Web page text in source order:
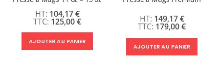
125,00 €
104,17 €
AJOUTER AU PANIER
179,00 €
149,17 €
AJOUTER AU PANIER